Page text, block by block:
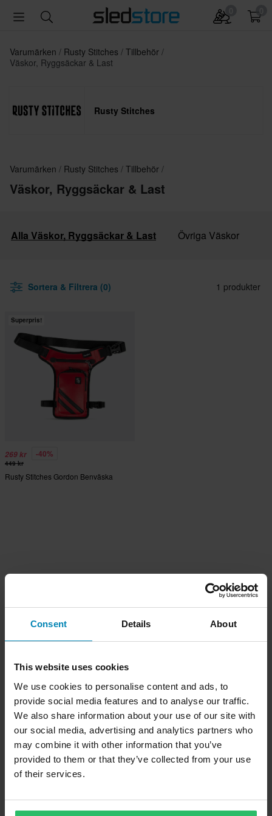
Consent Details About
This website uses cookies
We use cookies to personalise content and ads, to
provide social media features and to analyse our traffic.
We also share information about your use of our site with
our social media, advertising and analytics partners who
may combine it with other information that you’ve
provided to them or that they’ve collected from your use
of their services.
Varumärken Rusty Stitches
Tillbehör
Väskor, Ryggsäckar & Last
Rusty Stitches
Varumärken Rusty Stitches Tillbehör
Väskor, Ryggsäckar & Last
Alla Väskor, Ryggsäckar & Last Övriga Väskor
Sortera & Filtrera (0) 1 produkter
Superpris!
269 kr -40%
449 kr
Rusty Stitches Gordon Benväska